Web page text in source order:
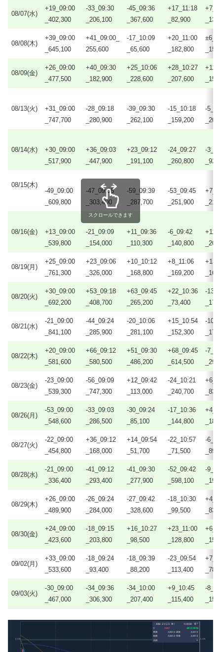
08/07(水)
+19_09:00
_402,300
-33_09:30
_206,100
-45_09:36
_367,600
+17_11:18
_82,900
08/08(木)
+39_09:00
_645,100
+41_09:00_
255,600
-17_10:09
_65,600
+20_11:00
_182,800
08/09(金)
+26_09:00
_477,500
+40_09:30
_182,900
+25_10:06
_228,600
+28_10:27
_207,600
08/13(火)
+31_09:00
_747,700
-28_09:18
_280,900
-39_09:30
_262,100
-15_10:18
_159,200
-
08/14(水)
+30_09:00
_517,900
+36_09:03
_447,900
+23_09:12
_191,100
-24_09:27
_260,800
-
08/15(木)
-49_09:00
_609,800
-47_09:06
_303,400
-59_09:39
_287,700
-53_09:45
_251,900
08/16(金)
+13_09:00
_539,800
-21_09:09
_154,000
+11_09:36
_110,300
-6_09:42
_140,800
08/19(月)
+25_09:00
_761,300
+23_09:06
_326,000
+10_10:12
_168,800
+8_11:06
_169,200
08/20(火)
+30_09:00
_692,200
+53_09:18
_408,700
+63_09:45
_265,200
+22_10:36
_73,400
-
08/21(水)
-21_09:00
_841,100
-44_09:24
_285,900
-20_10:06
_281,100
+15_10:54
_152,300
-
08/22(木)
+20_09:00
_581,600
+66_09:12
_580,500
+51_09:30
_486,200
+68_09:45
_614,500
-
08/23(金)
-23_09:00
_539,300
-56_09:09
_747,300
+12_09:42
_113,000
-24_10:21
_240,700
08/26(月)
-53_09:00
_548,600
-33_09:03
_286,500
-30_09:24
_85,100
-17_10:36
_144,800
08/27(火)
-22_09:00
_454,800
+36_09:12
_168,000
+14_09:54
_51,700
-22_10:57
_71,500
-
08/28(水)
-21_09:00
_336,400
-41_09:12
_293,400
-41_09:30
_277,900
-52_09:42
_598,100
-
08/29(木)
+26_09:00
_489,900
-26_09:24
_284,000
-27_09:42
_328,600
-18_10:30
_99,500
08/30(金)
+24_09:00
_423,600
-18_09:15
_203,800
+16_10:27
_98,500
+23_11:00
_128,800
09/02(月)
+33_09:00
_533,600
-18_09:24
_93,400
-18_09:39
_88,200
-23_09:54
_113,400
09/03(火)
-30_09:00
_467,000
-34_09:36
_306,300
-34_10:00
_207,400
+9_10:45
_115,400
-
スクロールできます